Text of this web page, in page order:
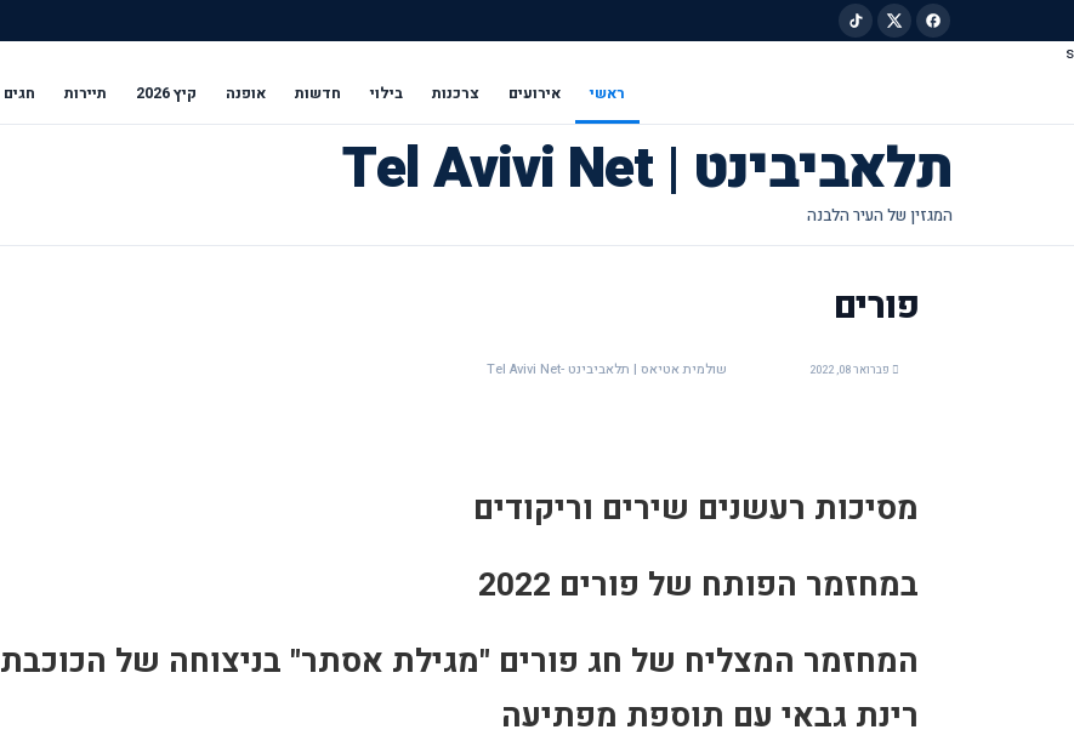
s
ראשי אירועים צרכנות בילוי חדשות אופנה קיץ 2026 תיירות חגים
תלאביבינט | Tel Avivi Net
פורים
פברואר 08, 2022 שולמית אטיאס | תלאביבינט -Tel Avivi Net
מסיכות רעשנים שירים וריקודים
במחזמר הפותח של פורים 2022
המחזמר המצליח של חג פורים "מגילת אסתר" בניצוחה של הכוכבת
רינת גבאי עם תוספת מפתיעה